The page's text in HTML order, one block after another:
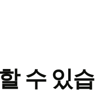
수 있습